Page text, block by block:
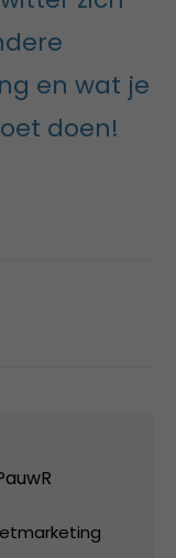
en wat je
doen!